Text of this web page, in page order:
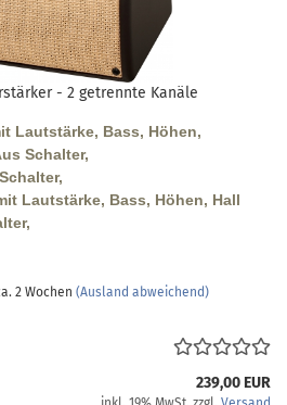
- 2 getrennte Kanäle
Lautstärke, Bass, Höhen,
Schalter,
Lautstärke, Bass, Höhen, Hall
2 Wochen (Ausland abweichend)
239,00 EUR